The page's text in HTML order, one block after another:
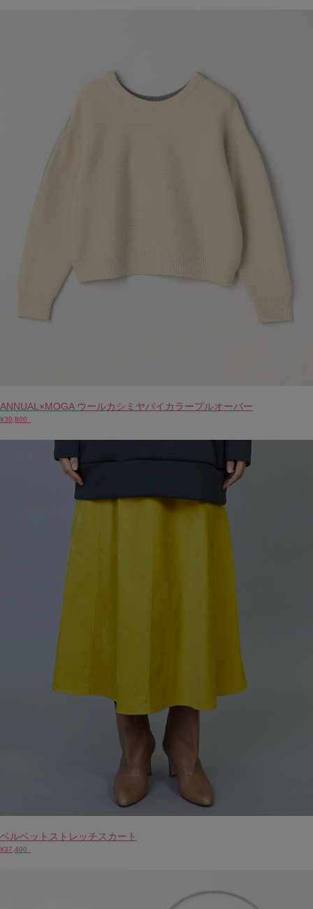
ANNUAL×MOGA ウールカシミヤバイカラープルオーバー
¥30,800
ベルベットストレッチスカート
¥37,400